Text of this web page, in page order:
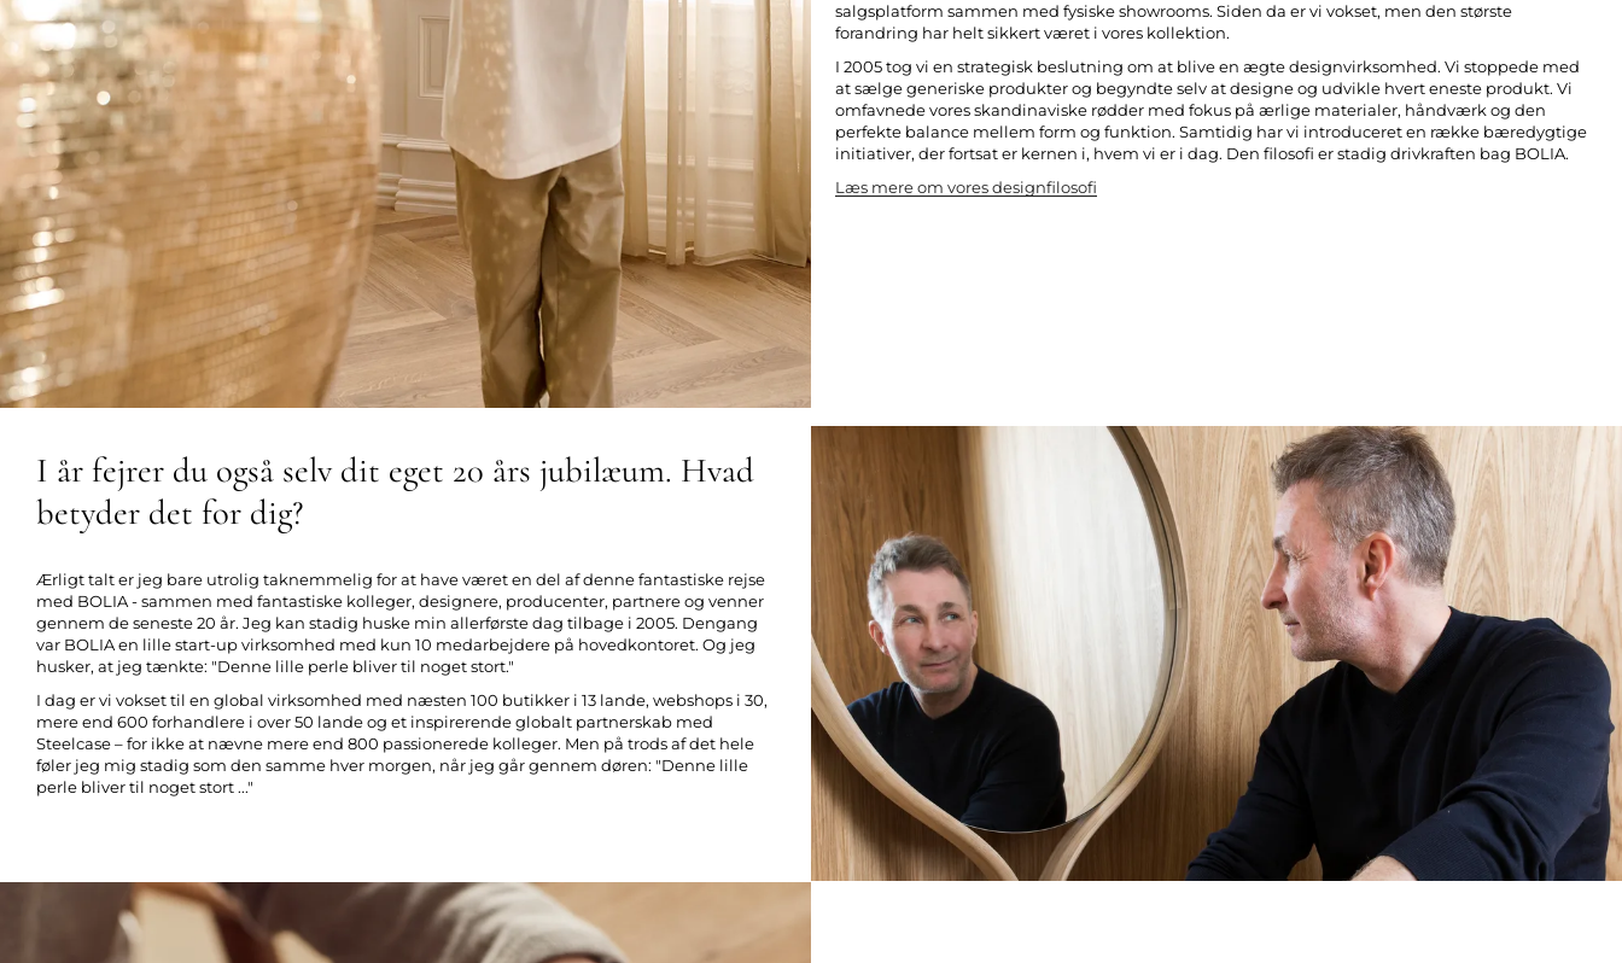
salgsplatform sammen med fysiske showrooms. Siden da er vi vokset, men den største
forandring har helt sikkert været i vores kollektion.
I 2005 tog vi en strategisk beslutning om at blive en ægte designvirksomhed. Vi stoppede med
at sælge generiske produkter og begyndte selv at designe og udvikle hvert eneste produkt. Vi
omfavnede vores skandinaviske rødder med fokus på ærlige materialer, håndværk og den
perfekte balance mellem form og funktion. Samtidig har vi introduceret en række bæredygtige
initiativer, der fortsat er kernen i, hvem vi er i dag. Den filosofi er stadig drivkraften bag BOLIA.
Læs mere om vores designfilosofi
I år fejrer du også selv dit eget 20 års jubilæum. Hvad
betyder det for dig?
Ærligt talt er jeg bare utrolig taknemmelig for at have været en del af denne fantastiske rejse
med BOLIA- sammen med fantastiske kolleger, designere, producenter, partnere og venner
gennem de seneste 20 år. Jeg kan stadig huske min allerførste dag tilbage i 2005. Dengang
var BOLIA en lille start-up virksomhed med kun 10 medarbejdere på hovedkontoret. Og jeg
husker, at jeg tænkte: "Denne lille perle bliver til noget stort."
I dag er vi vokset til en global virksomhed med næsten 100 butikker i 13 lande, webshops i 30,
mere end 600 forhandlere i over 50 lande og et inspirerende globalt partnerskab med
Steelcase – for ikke at nævne mere end 800 passionerede kolleger. Men på trods af det hele
føler jeg mig stadig som den samme hver morgen, når jeg går gennem døren: "Denne lille
perle bliver til noget stort ..."